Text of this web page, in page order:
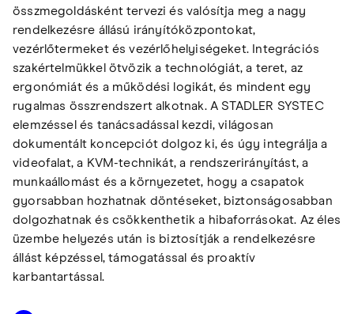
összmegoldásként tervezi és valósítja meg a nagy
rendelkezésre állású irányítóközpontokat,
vezérlőtermeket és vezérlőhelyiségeket. Integrációs
szakértelmükkel ötvözik a technológiát, a teret, az
ergonómiát és a működési logikát, és mindent egy
rugalmas összrendszert alkotnak. A STADLER SYSTEC
elemzéssel és tanácsadással kezdi, világosan
dokumentált koncepciót dolgoz ki, és úgy integrálja a
videofalat, a KVM-technikát, a rendszerirányítást, a
munkaállomást és a környezetet, hogy a csapatok
gyorsabban hozhatnak döntéseket, biztonságosabban
dolgozhatnak és csökkenthetik a hibaforrásokat. Az éles
üzembe helyezés után is biztosítják a rendelkezésre
állást képzéssel, támogatással és proaktív
karbantartással.